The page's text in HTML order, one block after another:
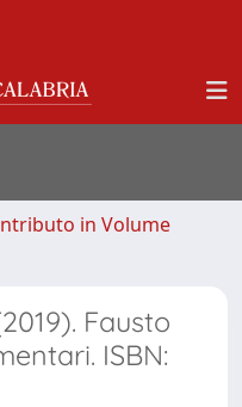
in Volume
Fausto
ISBN: